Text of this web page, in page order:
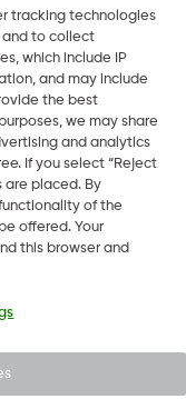
aj v iných
tracking technologies
and to collect
which include IP
and may include
the best
we may share
and analytics
If you select “Reject
are placed. By
of the
offered. Your
this browser and